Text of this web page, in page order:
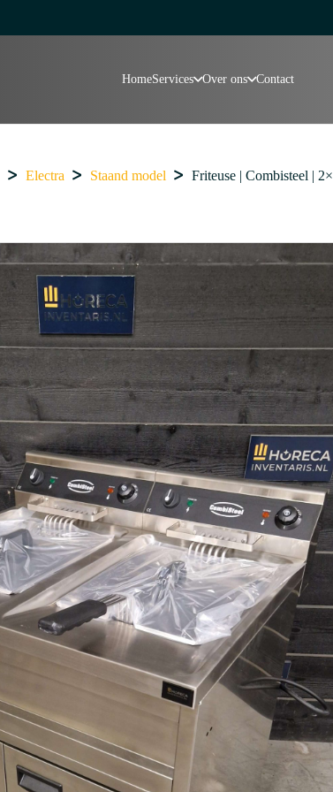
HomeServices Over ons Contact
Electra Staand model Friteuse | Combisteel |